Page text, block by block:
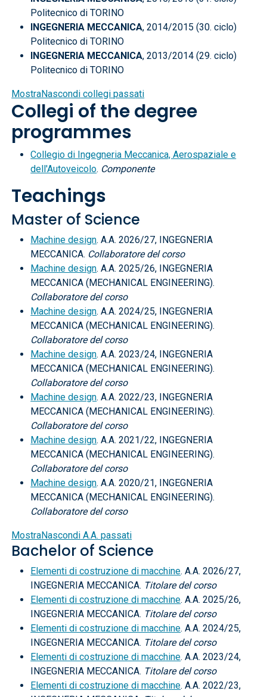
Politecnico di TORINO
INGEGNERIA MECCANICA, 2014/2015 (30. ciclo)
Politecnico di TORINO
INGEGNERIA MECCANICA, 2013/2014 (29. ciclo)
Politecnico di TORINO
MostraNascondi collegi passati
Collegi of the degree
programmes
Collegio di Ingegneria Meccanica, Aerospaziale e
dell'Autoveicolo. Componente
Teachings
Master of Science
Machine design. A.A. 2026/27, INGEGNERIA
MECCANICA. Collaboratore del corso
Machine design. A.A. 2025/26, INGEGNERIA
MECCANICA (MECHANICAL ENGINEERING).
Collaboratore del corso
Machine design. A.A. 2024/25, INGEGNERIA
MECCANICA (MECHANICAL ENGINEERING).
Collaboratore del corso
Machine design. A.A. 2023/24, INGEGNERIA
MECCANICA (MECHANICAL ENGINEERING).
Collaboratore del corso
Machine design. A.A. 2022/23, INGEGNERIA
MECCANICA (MECHANICAL ENGINEERING).
Collaboratore del corso
Machine design. A.A. 2021/22, INGEGNERIA
MECCANICA (MECHANICAL ENGINEERING).
Collaboratore del corso
Machine design. A.A. 2020/21, INGEGNERIA
MECCANICA (MECHANICAL ENGINEERING).
Collaboratore del corso
MostraNascondi A.A. passati
Bachelor of Science
Elementi di costruzione di macchine. A.A. 2026/27,
INGEGNERIA MECCANICA. Titolare del corso
Elementi di costruzione di macchine. A.A. 2025/26,
INGEGNERIA MECCANICA. Titolare del corso
Elementi di costruzione di macchine. A.A. 2024/25,
INGEGNERIA MECCANICA. Titolare del corso
Elementi di costruzione di macchine. A.A. 2023/24,
INGEGNERIA MECCANICA. Titolare del corso
Elementi di costruzione di macchine. A.A. 2022/23,